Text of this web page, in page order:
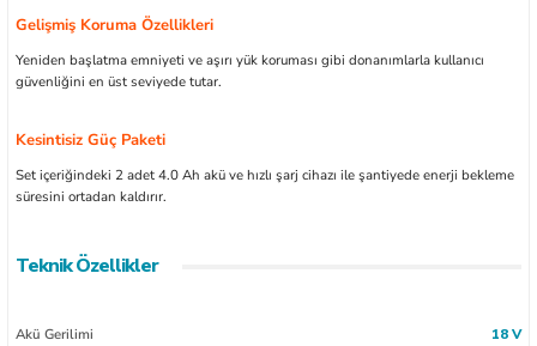
Gelişmiş Koruma Özellikleri
Yeniden başlatma emniyeti ve aşırı yük koruması gibi donanımlarla kullanıcı
güvenliğini en üst seviyede tutar.
Kesintisiz Güç Paketi
Set içeriğindeki 2 adet 4.0 Ah akü ve hızlı şarj cihazı ile şantiyede enerji bekleme
süresini ortadan kaldırır.
Teknik Özellikler
Akü Gerilimi 18 V